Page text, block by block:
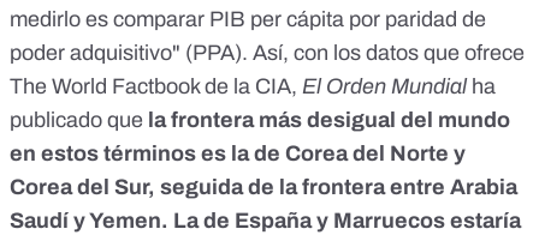
medirlo es comparar PIB per cápita por paridad de
poder adquisitivo" (PPA). Así, con los datos que ofrece
The World Factbook de la CIA, El Orden Mundial ha
publicado que a frontera más desigual del mundo
en estos términos es la de Corea del Norte y
Corea del Sur, seguida de la frontera entre Arabia
Saudí y Yemen. La de España y Marruecos estaría